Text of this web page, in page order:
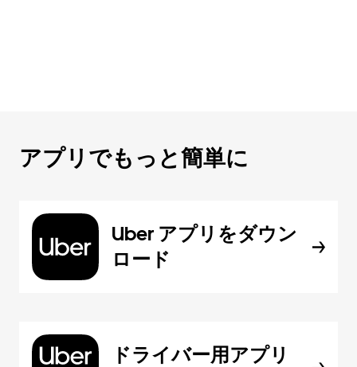
アプリでもっと簡単に
Uber アプリをダウン
ロード
ドライバー用アプリ